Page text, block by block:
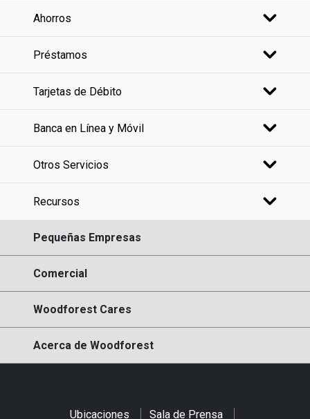
Ahorros
Préstamos
Tarjetas de Débito
Banca en Línea y Móvil
Otros Servicios
Recursos
Pequeñas Empresas
Comercial
Woodforest Cares
Acerca de Woodforest
Ubicaciones Sala de Prensa